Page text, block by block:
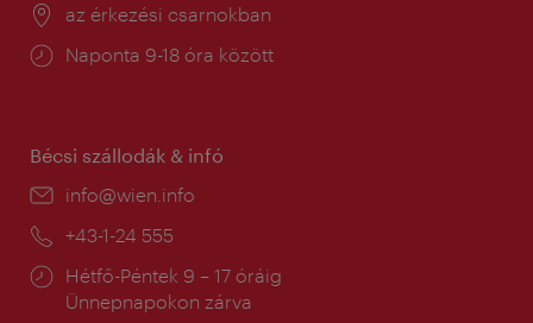
Helyszín:
az érkezési csarnokban
Nyitva
Naponta 9-18 óra között
Bécsi szállodák & infó
E-
info@wien.info
Telefon:
+43-1-24 555
Nyitva
tartás:
Hétfő-Péntek 9 – 17 óráig
Ünnepnapokon zárva